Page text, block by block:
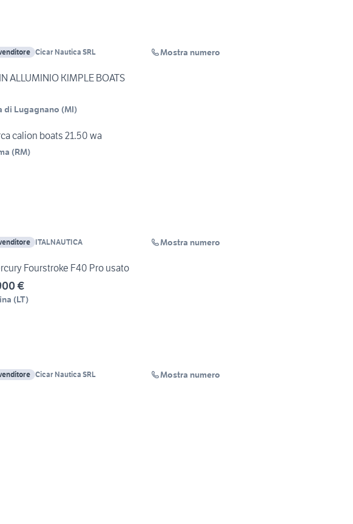
Cicar Nautica SRL Mostra numero
ALLUMINIO KIMPLE BOATS
di Lugagnano (MI)
calion boats 21.50 wa
(RM)
ITALNAUTICA Mostra numero
Fourstroke F40 Pro usato
€
(LT)
Cicar Nautica SRL Mostra numero